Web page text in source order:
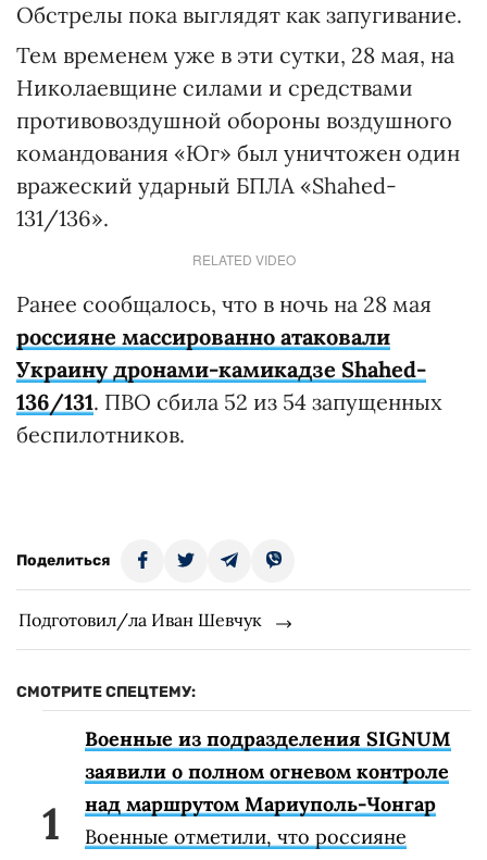
Обстрелы пока выглядят как запугивание.
Тем временем уже в эти сутки, 28 мая, на
Николаевщине силами и средствами
противовоздушной обороны воздушного
командования «Юг» был уничтожен один
вражеский ударный БПЛА «Shahed-
131/136».
RELATED VIDEO
Ранее сообщалось, что в ночь на 28 мая
россияне массированно атаковали
Украину дронами-камикадзе Shahed-
136/131. ПВО сбила 52 из 54 запущенных
беспилотников.
Поделиться
Подготовил/ла Иван Шевчук
СМОТРИТЕ СПЕЦТЕМУ:
Военные из подразделения SIGNUM
заявили о полном огневом контроле
над маршрутом Мариуполь-Чонгар
Военные отметили, что россияне